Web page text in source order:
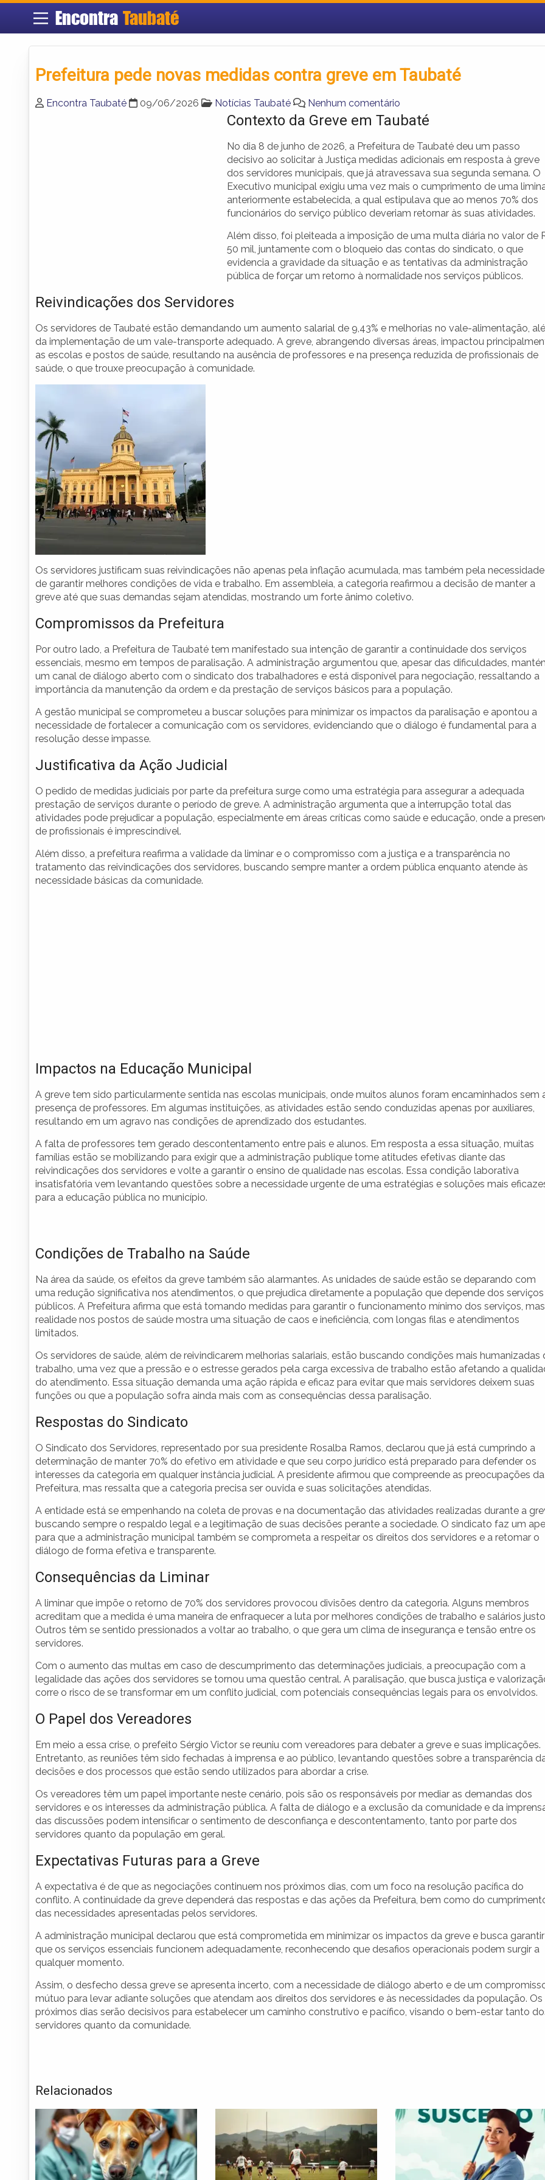
Encontra Taubaté
Prefeitura pede novas medidas contra greve em Taubaté
Encontra Taubaté 09/06/2026 Notícias Taubaté Nenhum comentário
Contexto da Greve em Taubaté
No dia 8 de junho de 2026, a Prefeitura de Taubaté deu um passo
decisivo ao solicitar à Justiça medidas adicionais em resposta à greve
dos servidores municipais, que já atravessava sua segunda semana. O
Executivo municipal exigiu uma vez mais o cumprimento de uma
anteriormente estabelecida, a qual estipulava que ao menos 70% dos
funcionários do serviço público deveriam retornar às suas atividades.
Além disso, foi pleiteada a imposição de uma multa diária no valor de
50 mil, juntamente com o bloqueio das contas do sindicato, o que
evidencia a gravidade da situação e as tentativas da administração
pública de forçar um retorno à normalidade nos serviços públicos.
Reivindicações dos Servidores
Os servidores de Taubaté estão demandando um aumento salarial de 9,43% e melhorias no vale-alimentação,
da implementação de um vale-transporte adequado. A greve, abrangendo diversas áreas, impactou
as escolas e postos de saúde, resultando na ausência de professores e na presença reduzida de profissionais de
saúde, o que trouxe preocupação à comunidade.
Os servidores justificam suas reivindicações não apenas pela inflação acumulada, mas também pela necessidade
de garantir melhores condições de vida e trabalho. Em assembleia, a categoria reafirmou a decisão de manter a
greve até que suas demandas sejam atendidas, mostrando um forte ânimo coletivo.
Compromissos da Prefeitura
Por outro lado, a Prefeitura de Taubaté tem manifestado sua intenção de garantir a continuidade dos serviços
essenciais, mesmo em tempos de paralisação. A administração argumentou que, apesar das dificuldades,
um canal de diálogo aberto com o sindicato dos trabalhadores e está disponível para negociação, ressaltando a
importância da manutenção da ordem e da prestação de serviços básicos para a população.
A gestão municipal se comprometeu a buscar soluções para minimizar os impactos da paralisação e apontou a
necessidade de fortalecer a comunicação com os servidores, evidenciando que o diálogo é fundamental para a
resolução desse impasse.
Justificativa da Ação Judicial
O pedido de medidas judiciais por parte da prefeitura surge como uma estratégia para assegurar a adequada
prestação de serviços durante o período de greve. A administração argumenta que a interrupção total das
atividades pode prejudicar a população, especialmente em áreas críticas como saúde e educação, onde a
de profissionais é imprescindível.
Além disso, a prefeitura reafirma a validade da liminar e o compromisso com a justiça e a transparência no
tratamento das reivindicações dos servidores, buscando sempre manter a ordem pública enquanto atende às
necessidade básicas da comunidade.
Impactos na Educação Municipal
A greve tem sido particularmente sentida nas escolas municipais, onde muitos alunos foram encaminhados sem
presença de professores. Em algumas instituições, as atividades estão sendo conduzidas apenas por auxiliares,
resultando em um agravo nas condições de aprendizado dos estudantes.
A falta de professores tem gerado descontentamento entre pais e alunos. Em resposta a essa situação, muitas
famílias estão se mobilizando para exigir que a administração publique tome atitudes efetivas diante das
reivindicações dos servidores e volte a garantir o ensino de qualidade nas escolas. Essa condição laborativa
insatisfatória vem levantando questões sobre a necessidade urgente de uma estratégias e soluções mais
para a educação pública no município.
Condições de Trabalho na Saúde
Na área da saúde, os efeitos da greve também são alarmantes. As unidades de saúde estão se deparando com
uma redução significativa nos atendimentos, o que prejudica diretamente a população que depende dos serviços
públicos. A Prefeitura afirma que está tomando medidas para garantir o funcionamento mínimo dos serviços,
realidade nos postos de saúde mostra uma situação de caos e ineficiência, com longas filas e atendimentos
limitados.
Os servidores de saúde, além de reivindicarem melhorias salariais, estão buscando condições mais humanizadas
trabalho, uma vez que a pressão e o estresse gerados pela carga excessiva de trabalho estão afetando a
do atendimento. Essa situação demanda uma ação rápida e eficaz para evitar que mais servidores deixem suas
funções ou que a população sofra ainda mais com as consequências dessa paralisação.
Respostas do Sindicato
O Sindicato dos Servidores, representado por sua presidente Rosalba Ramos, declarou que já está cumprindo a
determinação de manter 70% do efetivo em atividade e que seu corpo jurídico está preparado para defender os
interesses da categoria em qualquer instância judicial. A presidente afirmou que compreende as preocupações da
Prefeitura, mas ressalta que a categoria precisa ser ouvida e suas solicitações atendidas.
A entidade está se empenhando na coleta de provas e na documentação das atividades realizadas durante a
buscando sempre o respaldo legal e a legitimação de suas decisões perante a sociedade. O sindicato faz um
para que a administração municipal também se comprometa a respeitar os direitos dos servidores e a retomar o
diálogo de forma efetiva e transparente.
Consequências da Liminar
A liminar que impõe o retorno de 70% dos servidores provocou divisões dentro da categoria. Alguns membros
acreditam que a medida é uma maneira de enfraquecer a luta por melhores condições de trabalho e salários
Outros têm se sentido pressionados a voltar ao trabalho, o que gera um clima de insegurança e tensão entre os
servidores.
Com o aumento das multas em caso de descumprimento das determinações judiciais, a preocupação com a
legalidade das ações dos servidores se tornou uma questão central. A paralisação, que busca justiça e
corre o risco de se transformar em um conflito judicial, com potenciais consequências legais para os envolvidos.
O Papel dos Vereadores
Em meio a essa crise, o prefeito Sérgio Victor se reuniu com vereadores para debater a greve e suas implicações.
Entretanto, as reuniões têm sido fechadas à imprensa e ao público, levantando questões sobre a transparência
decisões e dos processos que estão sendo utilizados para abordar a crise.
Os vereadores têm um papel importante neste cenário, pois são os responsáveis por mediar as demandas dos
servidores e os interesses da administração pública. A falta de diálogo e a exclusão da comunidade e da
das discussões podem intensificar o sentimento de desconfiança e descontentamento, tanto por parte dos
servidores quanto da população em geral.
Expectativas Futuras para a Greve
A expectativa é de que as negociações continuem nos próximos dias, com um foco na resolução pacífica do
conflito. A continuidade da greve dependerá das respostas e das ações da Prefeitura, bem como do
das necessidades apresentadas pelos servidores.
A administração municipal declarou que está comprometida em minimizar os impactos da greve e busca garantir
que os serviços essenciais funcionem adequadamente, reconhecendo que desafios operacionais podem surgir a
qualquer momento.
Assim, o desfecho dessa greve se apresenta incerto, com a necessidade de diálogo aberto e de um
mútuo para levar adiante soluções que atendam aos direitos dos servidores e às necessidades da população. Os
próximos dias serão decisivos para estabelecer um caminho construtivo e pacífico, visando o bem-estar tanto
servidores quanto da comunidade.
Relacionados